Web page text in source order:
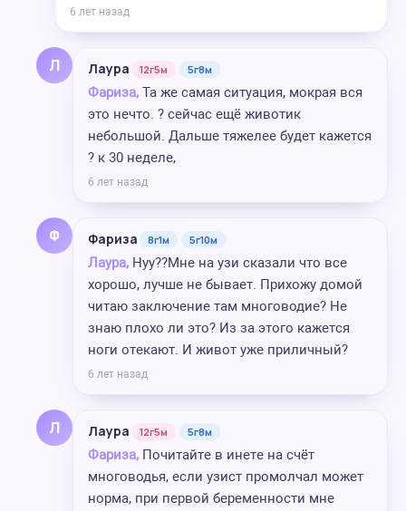
6 лет назад
Л Лаура 12г5м 5г8м
Фариза, Та же самая ситуация, мокрая вся
это нечто. ? сейчас ещё животик
небольшой. Дальше тяжелее будет кажется
? к 30 неделе,
6 лет назад
Ф Фариза 8г1м 5г10м
Лаура, Нуу??Мне на узи сказали что все
хорошо, лучше не бывает. Прихожу домой
читаю заключение там многоводие? Не
знаю плохо ли это? Из за этого кажется
ноги отекают. И живот уже приличный?
6 лет назад
Л Лаура 12г5м 5г8м
Фариза, Почитайте в инете на счёт
многоводья, если узист промолчал может
норма, при первой беременности мне